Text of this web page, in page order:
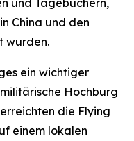
und Tagebüchern,
China und den
wurden.
ein wichtiger
Hochburg
die Flying
einem lokalen